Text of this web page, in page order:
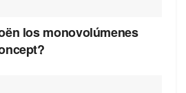
los monovolúmenes